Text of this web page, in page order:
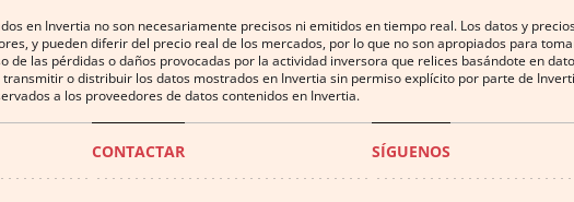
en Invertia no son necesariamente precisos ni emitidos en tiempo real. Los datos y
y pueden diferir del precio real de los mercados, por lo que no son apropiados para
de las pérdidas o daños provocadas por la actividad inversora que relices basándote en
o distribuir los datos mostrados en Invertia sin permiso explícito por parte de
a los proveedores de datos contenidos en Invertia.
CONTACTAR SÍGUENOS